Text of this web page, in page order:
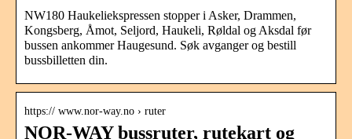
NW180 Haukeliekspressen stopper i Asker, Drammen,
Kongsberg, Åmot, Seljord, Haukeli, Røldal og Aksdal før
bussen ankommer Haugesund. Søk avganger og bestill
bussbilletten din.
https:// www.nor-way.no › ruter
NOR-WAY bussruter, rutekart og